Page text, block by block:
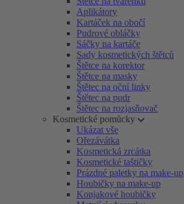
Aplikátory
Kartáček na obočí
Pudrové obláčky
Sáčky na kartáče
Sady kosmetických štětců
Štětce na korektor
Štětce na masky
Štětec na oční linky
Štětec na pudr
Štětec na rozjasňovač
Kosmetické pomůcky
Ukázat vše
Ořezávátka
Kosmetická zrcátka
Kosmetické taštičky
Prázdné paletky na make-up
Houbičky na make-up
Konjakové houbičky